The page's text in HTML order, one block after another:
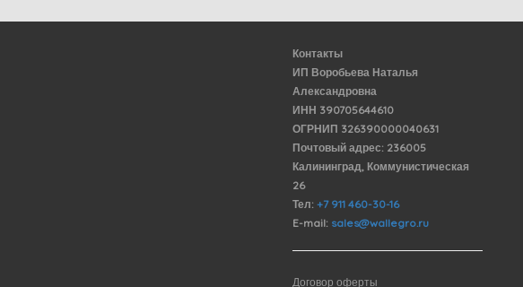
Контакты
ИП Воробьева Наталья
Александровна
ИНН 390705644610
ОГРНИП 326390000040631
Почтовый адрес: 236005
Калининград, Коммунистическая
26
Тел: +7 911 460-30-16
E-mail: sales@wallegro.ru
Договор оферты